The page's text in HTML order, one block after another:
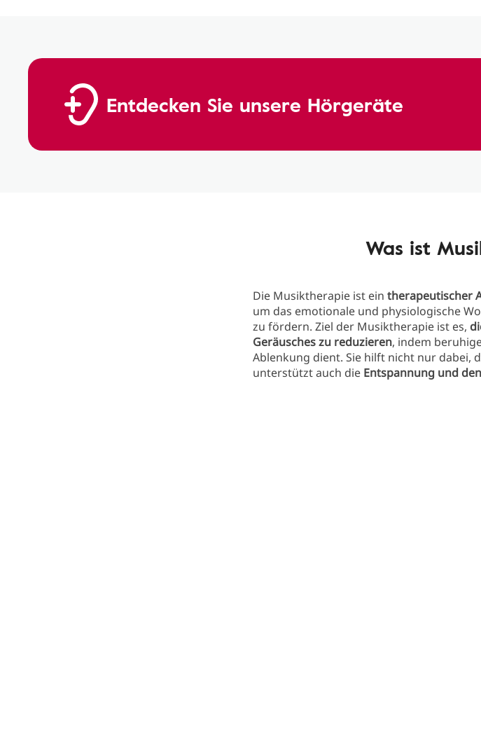
Entdecken Sie unsere Hörgeräte
Was ist
Die Musiktherapie ist ein therapeutischer
um das emotionale und physiologische
zu fördern. Ziel der Musiktherapie ist es,
Geräusches zu reduzieren, indem
Ablenkung dient. Sie hilft nicht nur dabei,
unterstützt auch die Entspannung und